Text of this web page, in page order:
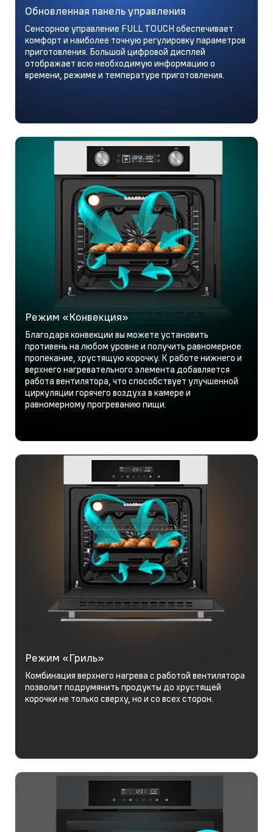
Обновленная панель управления
Сенсорное управление FULL TOUCH обеспечивает
комфорт и наиболее точную регулировку параметров
приготовления. Большой цифровой дисплей
отображает всю необходимую информацию о
времени, режиме и температуре приготовления.
Режим «Конвекция»
Благодаря конвекции вы можете установить
противень на любом уровне и получить равномерное
пропекание, хрустящую корочку. К работе нижнего и
верхнего нагревательного элемента добавляется
работа вентилятора, что способствует улучшенной
циркуляции горячего воздуха в камере и
равномерному прогреванию пищи.
Режим «Гриль»
Комбинация верхнего нагрева с работой вентилятора
позволит подрумянить продукты до хрустящей
корочки не только сверху, но и со всех сторон.